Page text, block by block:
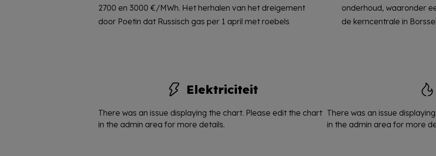
2700 en 3000 €/MWh. Het herhalen van het dreigement
door Poetin dat Russisch gas per 1 april met roebels
onderhoud, waaronder een aantal kolencentrales en ook
de kerncentrale in
Elektriciteit
There was an issue displaying the chart. Please edit the chart
in the admin area for more details.
There was an issue
in the admin area for more